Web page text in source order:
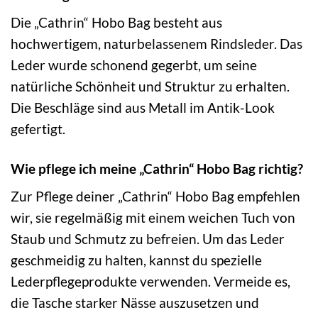
Die „Cathrin“ Hobo Bag besteht aus
hochwertigem, naturbelassenem Rindsleder. Das
Leder wurde schonend gegerbt, um seine
natürliche Schönheit und Struktur zu erhalten.
Die Beschläge sind aus Metall im Antik-Look
gefertigt.
Wie pflege ich meine „Cathrin“ Hobo Bag richtig?
Zur Pflege deiner „Cathrin“ Hobo Bag empfehlen
wir, sie regelmäßig mit einem weichen Tuch von
Staub und Schmutz zu befreien. Um das Leder
geschmeidig zu halten, kannst du spezielle
Lederpflegeprodukte verwenden. Vermeide es,
die Tasche starker Nässe auszusetzen und